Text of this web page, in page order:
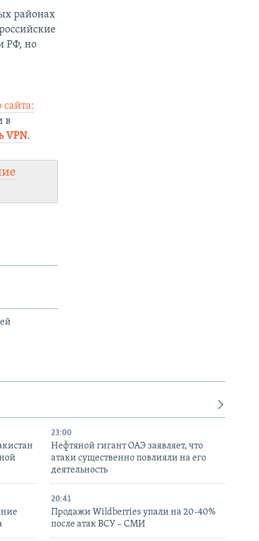
районах
РФ, но
сайта:
в
VPN.
23:00
Нефтяной гигант ОАЭ заявляет, что
атаки существенно повлияли на его
деятельность
20:41
Продажи Wildberries упали на 20-40%
после атак ВСУ – СМИ